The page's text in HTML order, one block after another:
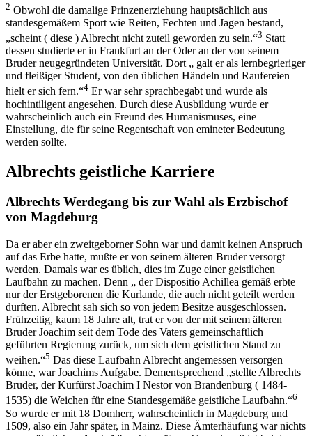
2 Obwohl die damalige Prinzenerziehung hauptsächlich aus
standesgemäßem Sport wie Reiten, Fechten und Jagen bestand,
„scheint ( diese ) Albrecht nicht zuteil geworden zu sein.“3 Statt
dessen studierte er in Frankfurt an der Oder an der von seinem
Bruder neugegründeten Universität. Dort „ galt er als lernbegrieriger
und fleißiger Student, von den üblichen Händeln und Raufereien
hielt er sich fern.“4 Er war sehr sprachbegabt und wurde als
hochintiligent angesehen. Durch diese Ausbildung wurde er
wahrscheinlich auch ein Freund des Humanismuses, eine
Einstellung, die für seine Regentschaft von emineter Bedeutung
werden sollte.
Albrechts geistliche Karriere
Albrechts Werdegang bis zur Wahl als Erzbischof
von Magdeburg
Da er aber ein zweitgeborner Sohn war und damit keinen Anspruch
auf das Erbe hatte, mußte er von seinem älteren Bruder versorgt
werden. Damals war es üblich, dies im Zuge einer geistlichen
Laufbahn zu machen. Denn „ der Dispositio Achillea gemäß erbte
nur der Erstgeborenen die Kurlande, die auch nicht geteilt werden
durften. Albrecht sah sich so von jedem Besitze ausgeschlossen.
Frühzeitig, kaum 18 Jahre alt, trat er von der mit seinem älteren
Bruder Joachim seit dem Tode des Vaters gemeinschaftlich
geführten Regierung zurück, um sich dem geistlichen Stand zu
weihen.“5 Das diese Laufbahn Albrecht angemessen versorgen
könne, war Joachims Aufgabe. Dementsprechend „stellte Albrechts
Bruder, der Kurfürst Joachim I Nestor von Brandenburg ( 1484-
1535) die Weichen für eine Standesgemäße geistliche Laufbahn.“6
So wurde er mit 18 Domherr, wahrscheinlich in Magdeburg und
1509, also ein Jahr später, in Mainz. Diese Ämterhäufung war nichts